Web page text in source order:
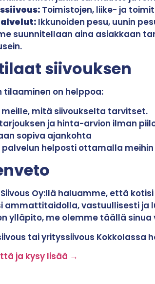
Toimistojen, liike- ja
Ikkunoiden pesu, uunin
suunnitellaan aina asiakkaan
siivouksen
tilaaminen on helppoa:
meille, mitä siivoukselta tarvitset.
ja hinta-arvion ilman
sopiva ajankohta
helposti ottamalla
Oy:llä haluamme, että
ammattitaidolla, vastuullisesti ja
ylläpito, me olemme täällä sinua
tai yrityssiivous Kokkolassa
ja kysy lisää →